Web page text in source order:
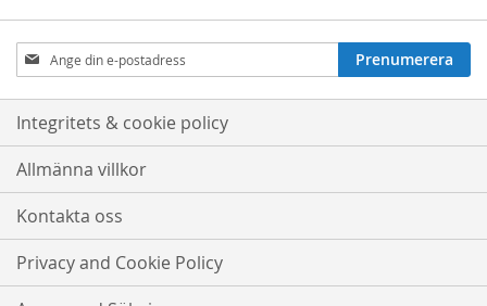
Prenumerera
på
nyhetsbrev:
Prenumerera
Integritets & cookie policy
Allmänna villkor
Kontakta oss
Privacy and Cookie Policy